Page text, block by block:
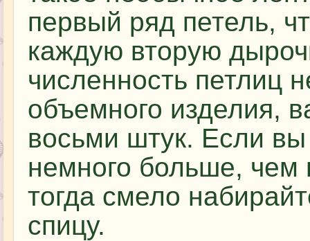
первый ряд петель,
каждую вторую
численность петлиц
объемного изделия,
восьми штук. Если
немного больше, чем
тогда смело
спицу.